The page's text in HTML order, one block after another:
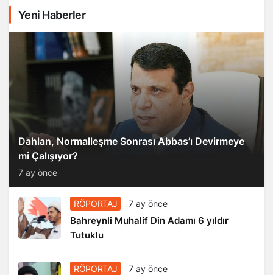
Yeni Haberler
Dahlan, Normalleşme Sonrası Abbas’ı Devirmeye
mi Çalışıyor?
7 ay önce
RÖPORTAJ 7 ay önce
Bahreynli Muhalif Din Adamı 6 yıldır
Tutuklu
RÖPORTAJ 7 ay önce